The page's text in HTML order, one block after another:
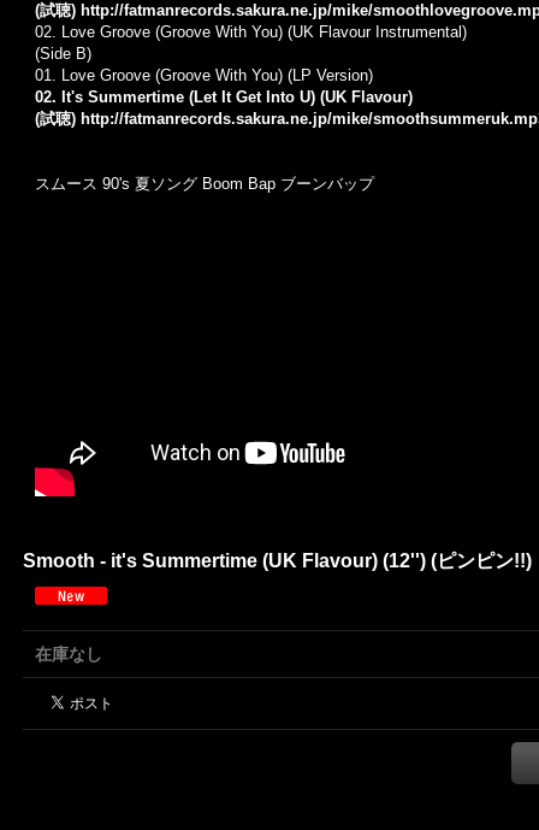
(試聴) http://fatmanrecords.sakura.ne.jp/mike/
02. Love Groove (Groove With You) (UK Flavour Instrumental)
(Side B)
01. Love Groove (Groove With You) (LP Version)
02. It's Summertime (Let It Get Into U) (UK Flavour)
(試聴) http://fatmanrecords.sakura.ne.jp/mike/
スムース 90's 夏ソング Boom Bap ブーンバップ
Smooth - it's Summertime (UK Flavour) (12'') (ピンピン!!)
在庫なし